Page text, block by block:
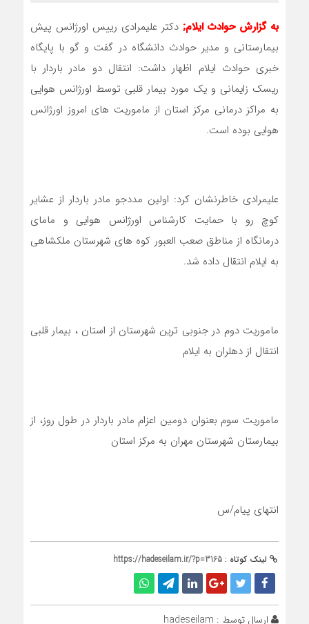
به گزارش حوادث ایلام; دکتر علیمرادی رییس اورژانس پیش
بیمارستانی و مدیر حوادث دانشگاه در گفت و گو با پایگاه
خبری حوادث ایلام اظهار داشت: انتقال دو مادر باردار با
ریسک زایمانی و یک مورد بیمار قلبی توسط اورژانس هوایی
به مراکز درمانی مرکز استان از ماموریت های امروز اورژانس
هوایی بوده است.
علیمرادی خاطرنشان کرد: اولین مددجو مادر باردار از عشایر
کوچ رو با حمایت کارشناس اورژانس هوایی و مامای
درمانگاه از مناطق صعب العبور کوه های شهرستان ملکشاهی
به ایلام انتقال داده شد.
ماموریت دوم در جنوبی ترین شهرستان از استان ، بیمار قلبی
انتقال از دهلران به ایلام
ماموریت سوم بعنوان دومین اعزام مادر باردار در طول روز، از
بیمارستان شهرستان مهران به مرکز استان
انتهای پیام/س
لینک کوتاه : https://hadeseilam.ir/?p=3165
ارسال توسط : hadeseilam